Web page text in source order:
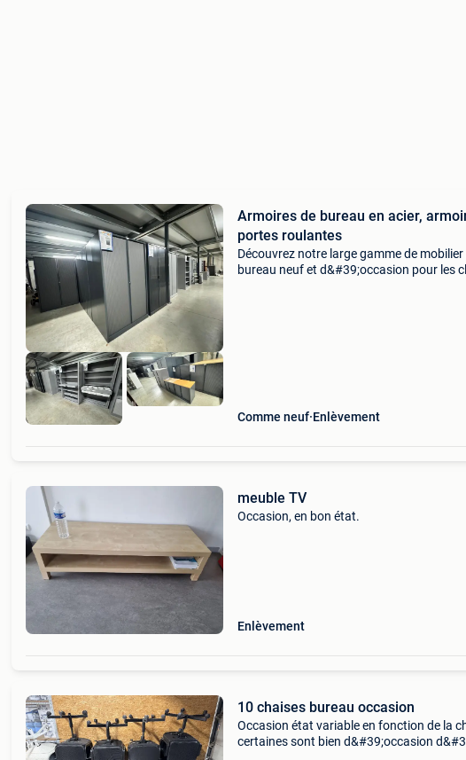
Armoires de bureau en acier,
portes roulantes
Découvrez notre large gamme de mobilier
bureau neuf et d&#39;occasion pour les
Comme neuf Enlèvement
meuble TV
Occasion, en bon état.
Enlèvement
10 chaises bureau occasion
Occasion état variable en fonction de la
certaines sont bien d&#39;occasion